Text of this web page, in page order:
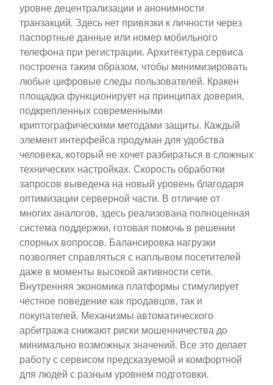
уровне децентрализации и анонимности
транзакций. Здесь нет привязки к личности через
паспортные данные или номер мобильного
телефона при регистрации. Архитектура сервиса
построена таким образом, чтобы минимизировать
любые цифровые следы пользователей. Кракен
площадка функционирует на принципах доверия,
подкрепленных современными
криптографическими методами защиты. Каждый
элемент интерфейса продуман для удобства
человека, который не хочет разбираться в сложных
технических настройках. Скорость обработки
запросов выведена на новый уровень благодаря
оптимизации серверной части. В отличие от
многих аналогов, здесь реализована полноценная
система поддержки, готовая помочь в решении
спорных вопросов. Балансировка нагрузки
позволяет справляться с наплывом посетителей
даже в моменты высокой активности сети.
Внутренняя экономика платформы стимулирует
честное поведение как продавцов, так и
покупателей. Механизмы автоматического
арбитража снижают риски мошенничества до
минимально возможных значений. Все это делает
работу с сервисом предсказуемой и комфортной
для людей с разным уровнем подготовки.